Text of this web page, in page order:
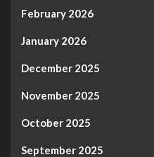
February 2026
January 2026
December 2025
November 2025
October 2025
September 2025